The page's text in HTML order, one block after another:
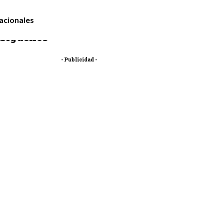
Síguenos
- Publicidad -